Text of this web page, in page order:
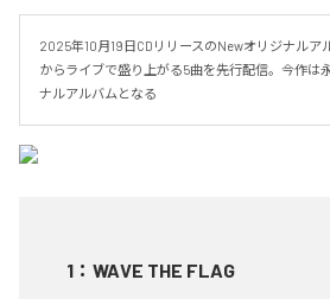
2025年10月19日CDリリースのNewオリジナルア
からライブで盛り上がる5曲を先行配信。今作は
ナルアルバムとなる
1 ： WAVE THE FLAG